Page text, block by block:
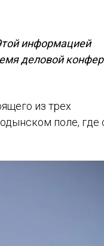
информацией
деловой
из трех
поле, где